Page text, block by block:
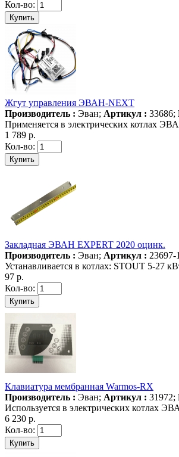
Кол-во:
Жгут управления ЭВАН-NEXT
Производитель : Эван; Артикул : 33686;
Применяется в электрических котлах
1 789 р.
Кол-во:
Закладная ЭВАН EXPERT 2020 оцинк.
Производитель : Эван; Артикул : 23697-
Устанавливается в котлах: STOUT 5-
97 р.
Кол-во:
Клавиатура мембранная Warmos-RX
Производитель : Эван; Артикул : 31972;
Используется в электрических котлах
6 230 р.
Кол-во: